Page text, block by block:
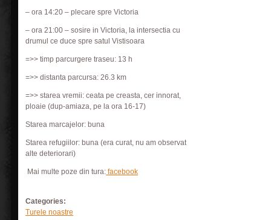
– ora 14:20 – plecare spre Victoria
– ora 21:00 – sosire in Victoria, la intersectia cu
drumul ce duce spre satul Vistisoara
=>> timp parcurgere traseu: 13 h
=>> distanta parcursa: 26.3 km
=>> starea vremii: ceata pe creasta, cer innorat,
ploaie (dup-amiaza, pe la ora 16-17)
Starea marcajelor: buna
Starea refugiilor: buna (era curat, nu am observat
alte deteriorari)
Mai multe poze din tura: facebook
Categories:
Turele noastre